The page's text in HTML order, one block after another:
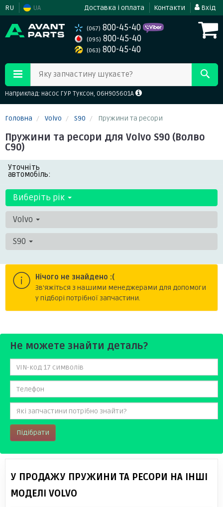
RU UA Доставка і оплата Контакти Вхід
(067) 800-45-40
(095) 800-45-40
(063) 800-45-40
Яку запчастину шукаєте?
Наприклад: насос ГУР Туксон, 06H905601A
Головна Volvo S90 Пружини та ресори
Пружини та ресори для Volvo S90 (Волво
С90)
Уточніть
автомобіль:
Виберіть рік
Volvo
S90
Нічого не знайдено :(
Зв'яжіться з нашими менеджерами для допомоги
у підборі потрібної запчастини.
Не можете знайти деталь?
Підібрати
У ПРОДАЖУ ПРУЖИНИ ТА РЕСОРИ НА ІНШІ
МОДЕЛІ VOLVO